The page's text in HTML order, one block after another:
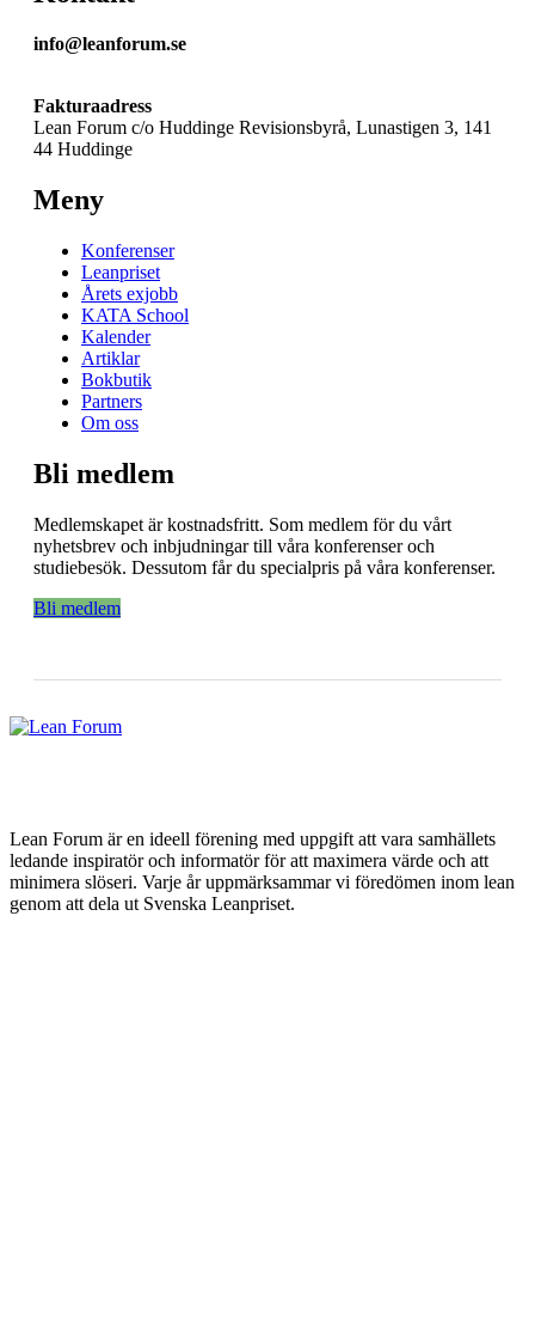
info@leanforum.se
Fakturaadress
Lean Forum c/o Huddinge Revisionsbyrå, Lunastigen 3, 141
44 Huddinge
Meny
Konferenser
Leanpriset
Årets exjobb
KATA School
Kalender
Artiklar
Bokbutik
Partners
Om oss
Bli medlem
Medlemskapet är kostnadsfritt. Som medlem för du vårt
nyhetsbrev och inbjudningar till våra konferenser och
studiebesök. Dessutom får du specialpris på våra konferenser.
Bli medlem
Lean Forum är en ideell förening med uppgift att vara samhällets
ledande inspiratör och informatör för att maximera värde och att
minimera slöseri. Varje år uppmärksammar vi föredömen inom lean
genom att dela ut Svenska Leanpriset.